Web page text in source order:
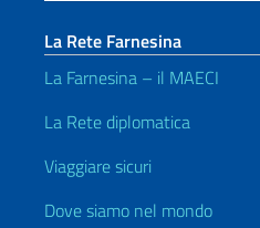
La Rete Farnesina
La Farnesina – il MAECI
La Rete diplomatica
Viaggiare sicuri
Dove siamo nel mondo